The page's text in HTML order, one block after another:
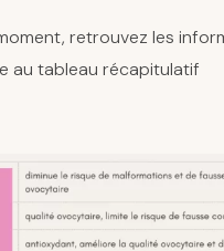
retrouvez les
au tableau récapitulatif